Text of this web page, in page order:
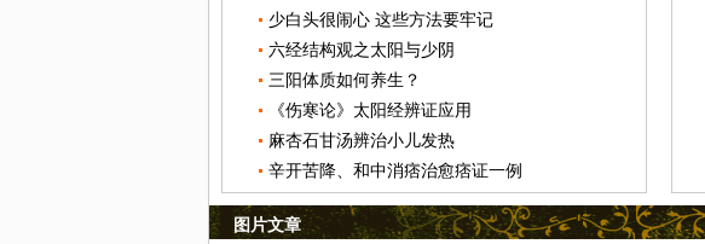
少白头很闹心 这些方法要牢记
六经结构观之太阳与少阴
三阳体质如何养生？
《伤寒论》太阳经辨证应用
麻杏石甘汤辨治小儿发热
辛开苦降、和中消痞治愈痞证一例
图片文章